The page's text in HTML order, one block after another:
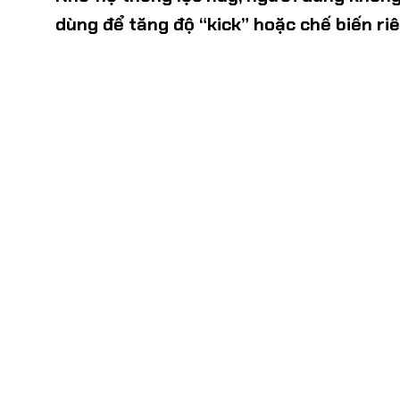
dùng để tăng độ “kick” hoặc chế biến